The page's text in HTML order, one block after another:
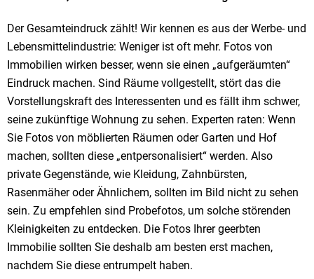
Der Gesamteindruck zählt! Wir kennen es aus der Werbe- und
Lebensmittelindustrie: Weniger ist oft mehr. Fotos von
Immobilien wirken besser, wenn sie einen „aufgeräumten“
Eindruck machen. Sind Räume vollgestellt, stört das die
Vorstellungskraft des Interessenten und es fällt ihm schwer,
seine zukünftige Wohnung zu sehen. Experten raten: Wenn
Sie Fotos von möblierten Räumen oder Garten und Hof
machen, sollten diese „entpersonalisiert“ werden. Also
private Gegenstände, wie Kleidung, Zahnbürsten,
Rasenmäher oder Ähnlichem, sollten im Bild nicht zu sehen
sein. Zu empfehlen sind Probefotos, um solche störenden
Kleinigkeiten zu entdecken. Die Fotos Ihrer geerbten
Immobilie sollten Sie deshalb am besten erst machen,
nachdem Sie diese entrumpelt haben.